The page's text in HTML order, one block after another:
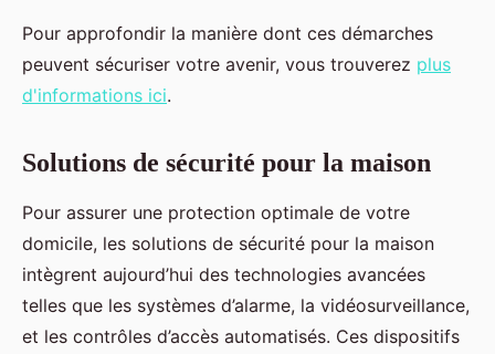
Pour approfondir la manière dont ces démarches
peuvent sécuriser votre avenir, vous trouverez plus
d'informations ici.
Solutions de sécurité pour la maison
Pour assurer une protection optimale de votre
domicile, les solutions de sécurité pour la maison
intègrent aujourd’hui des technologies avancées
telles que les systèmes d’alarme, la vidéosurveillance,
et les contrôles d’accès automatisés. Ces dispositifs